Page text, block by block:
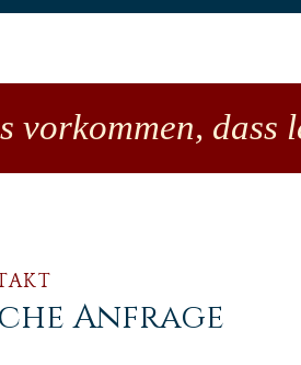
vorkommen,
Anfrage